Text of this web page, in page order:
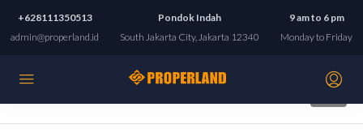
+628111350513
admin@properland.id
Pondok Indah
South Jakarta City, Jakarta 12340
9 am to 6 pm
Monday to Friday